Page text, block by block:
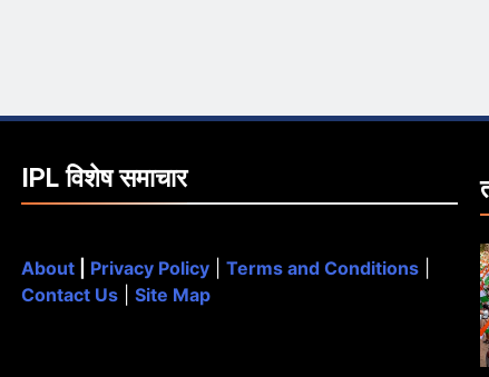
IPL विशेष समाचार
About Privacy Policy Terms and Conditions
Contact Us
Site Map